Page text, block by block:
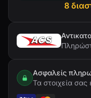
8
Ασφαλείς
Τα στοιχεία σας